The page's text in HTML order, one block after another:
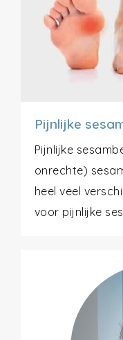
Pijnlijke
Pijnlijke
onrechte)
heel veel
voor pijnlijke